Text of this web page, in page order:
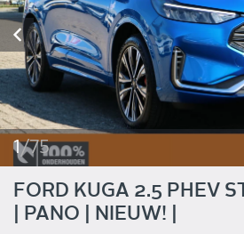
1/75
FORD KUGA 2.5 PHEV
| PANO | NIEUW! |